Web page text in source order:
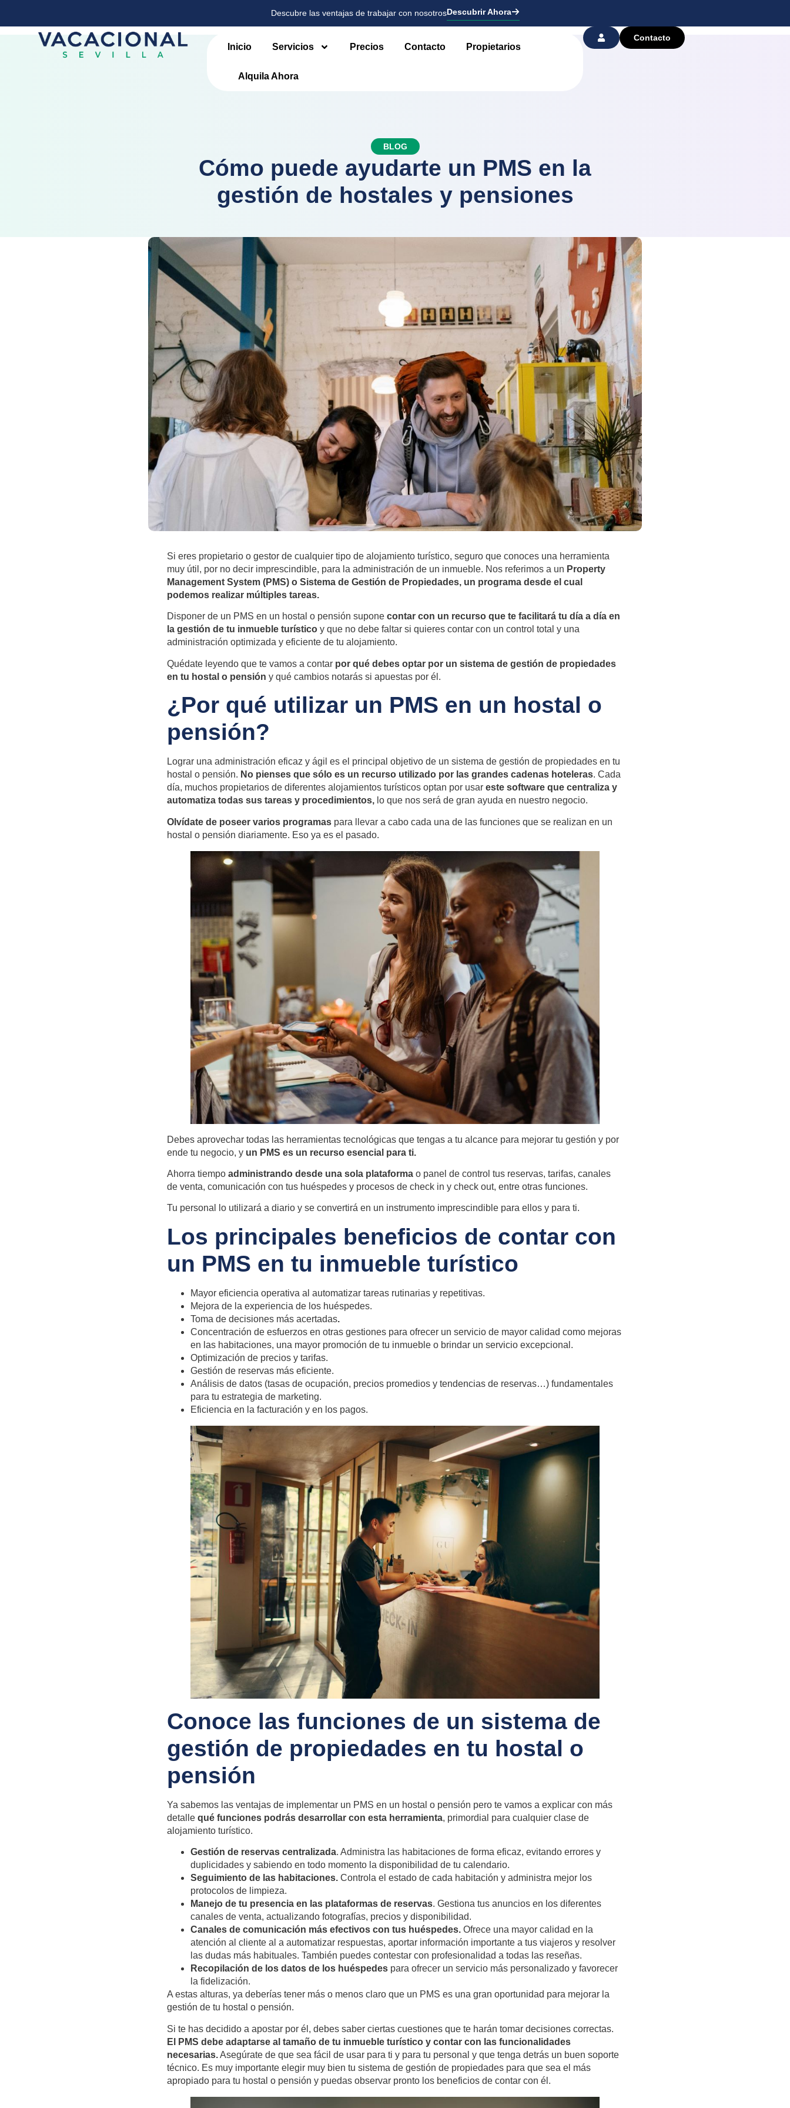
Descubre las ventajas de trabajar con nosotrosDescubrir Ahora
Inicio Servicios Precios Contacto Propietarios
Alquila Ahora
Contacto
BLOG
Cómo puede ayudarte un PMS en la
gestión de hostales y pensiones
Si eres propietario o gestor de cualquier tipo de alojamiento turístico, seguro que conoces una herramienta
muy útil, por no decir imprescindible, para la administración de un inmueble. Nos referimos a un Property
Management System (PMS) o Sistema de Gestión de Propiedades, un programa desde el cual
podemos realizar múltiples tareas.
Disponer de un PMS en un hostal o pensión supone contar con un recurso que te facilitará tu día a día en
la gestión de tu inmueble turístico y que no debe faltar si quieres contar con un control total y una
administración optimizada y eficiente de tu alojamiento.
Quédate leyendo que te vamos a contar por qué debes optar por un sistema de gestión de propiedades
en tu hostal o pensión y qué cambios notarás si apuestas por él.
¿Por qué utilizar un PMS en un hostal o
pensión?
Lograr una administración eficaz y ágil es el principal objetivo de un sistema de gestión de propiedades en tu
hostal o pensión. No pienses que sólo es un recurso utilizado por las grandes cadenas hoteleras. Cada
día, muchos propietarios de diferentes alojamientos turísticos optan por usar este software que centraliza y
automatiza todas sus tareas y procedimientos, lo que nos será de gran ayuda en nuestro negocio.
Olvídate de poseer varios programas para llevar a cabo cada una de las funciones que se realizan en un
hostal o pensión diariamente. Eso ya es el pasado.
Debes aprovechar todas las herramientas tecnológicas que tengas a tu alcance para mejorar tu gestión y por
ende tu negocio, y un PMS es un recurso esencial para ti.
Ahorra tiempo administrando desde una sola plataforma o panel de control tus reservas, tarifas, canales
de venta, comunicación con tus huéspedes y procesos de check in y check out, entre otras funciones.
Tu personal lo utilizará a diario y se convertirá en un instrumento imprescindible para ellos y para ti.
Los principales beneficios de contar con
un PMS en tu inmueble turístico
Mayor eficiencia operativa al automatizar tareas rutinarias y repetitivas.
Mejora de la experiencia de los huéspedes.
Toma de decisiones más acertadas.
Concentración de esfuerzos en otras gestiones para ofrecer un servicio de mayor calidad como mejoras
en las habitaciones, una mayor promoción de tu inmueble o brindar un servicio excepcional.
Optimización de precios y tarifas.
Gestión de reservas más eficiente.
Análisis de datos (tasas de ocupación, precios promedios y tendencias de reservas…) fundamentales
para tu estrategia de marketing.
Eficiencia en la facturación y en los pagos.
Conoce las funciones de un sistema de
gestión de propiedades en tu hostal o
pensión
Ya sabemos las ventajas de implementar un PMS en un hostal o pensión pero te vamos a explicar con más
detalle qué funciones podrás desarrollar con esta herramienta, primordial para cualquier clase de
alojamiento turístico.
Gestión de reservas centralizada. Administra las habitaciones de forma eficaz, evitando errores y
duplicidades y sabiendo en todo momento la disponibilidad de tu calendario.
Seguimiento de las habitaciones. Controla el estado de cada habitación y administra mejor los
protocolos de limpieza.
Manejo de tu presencia en las plataformas de reservas. Gestiona tus anuncios en los diferentes
canales de venta, actualizando fotografías, precios y disponibilidad.
Canales de comunicación más efectivos con tus huéspedes. Ofrece una mayor calidad en la
atención al cliente al a automatizar respuestas, aportar información importante a tus viajeros y resolver
las dudas más habituales. También puedes contestar con profesionalidad a todas las reseñas.
Recopilación de los datos de los huéspedes para ofrecer un servicio más personalizado y favorecer
la fidelización.
A estas alturas, ya deberías tener más o menos claro que un PMS es una gran oportunidad para mejorar la
gestión de tu hostal o pensión.
Si te has decidido a apostar por él, debes saber ciertas cuestiones que te harán tomar decisiones correctas.
El PMS debe adaptarse al tamaño de tu inmueble turístico y contar con las funcionalidades
necesarias.Asegúrate de que sea fácil de usar para ti y para tu personal y que tenga detrás un buen soporte
técnico. Es muy importante elegir muy bien tu sistema de gestión de propiedades para que sea el más
apropiado para tu hostal o pensión y puedas observar pronto los beneficios de contar con él.